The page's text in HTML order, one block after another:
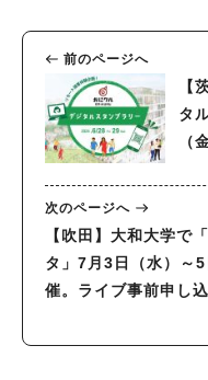
前のページへ
【
タ
（
次のページへ
【吹田】大和大学で
タ」7月3日（水）～
催。ライブ事前申し